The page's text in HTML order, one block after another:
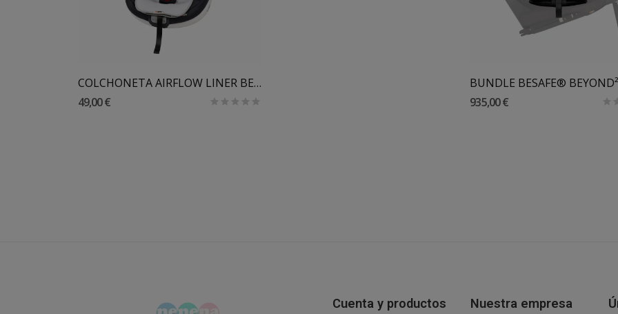
Añadir Al Carrito
COLCHONETA AIRFLOW LINER BESAFE
49,00 €
935,00 €
Cuenta y productos Nuestra empresa